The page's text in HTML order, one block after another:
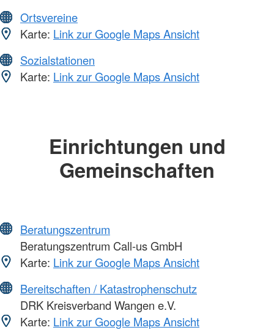
Ortsvereine
Karte: Link zur Google Maps Ansicht
Sozialstationen
Karte: Link zur Google Maps Ansicht
Einrichtungen und
Gemeinschaften
Beratungszentrum
Beratungszentrum Call-us GmbH
Karte: Link zur Google Maps Ansicht
Bereitschaften / Katastrophenschutz
DRK Kreisverband Wangen e.V.
Karte: Link zur Google Maps Ansicht